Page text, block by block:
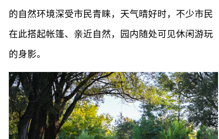
的自然环境深受市民青睐，天气晴好时，不少市民
在此搭起帐篷、亲近自然，园内随处可见休闲游玩
的身影。